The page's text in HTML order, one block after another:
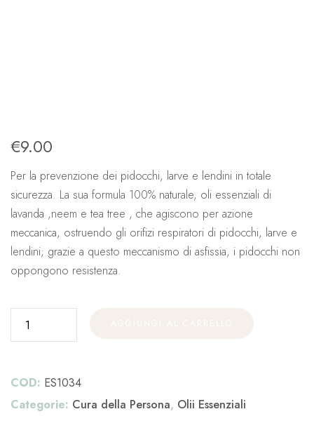
€9.00
Per la prevenzione dei pidocchi, larve e lendini in totale
sicurezza. La sua formula 100% naturale, oli essenziali di
lavanda ,neem e tea tree , che agiscono per azione
meccanica, ostruendo gli orifizi respiratori di pidocchi, larve e
lendini; grazie a questo meccanismo di asfissia, i pidocchi non
oppongono resistenza.
COD: ES1034
Categorie: Cura della Persona, Olii Essenziali